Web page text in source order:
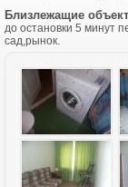
Близлежащие
до остановки 5 минут
сад,рынок.